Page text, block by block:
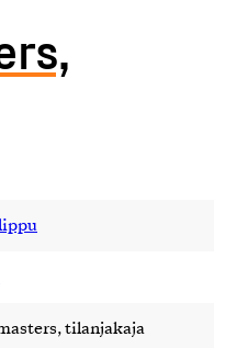
tilanjakaja